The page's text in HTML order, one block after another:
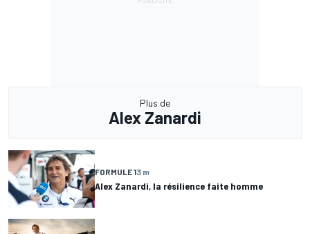
Plus de
Alex Zanardi
FORMULE 13 m
Alex Zanardi, la résilience faite homme